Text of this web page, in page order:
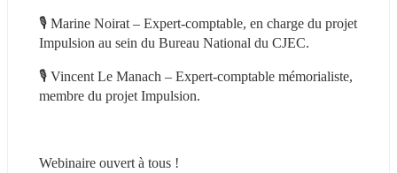
🎙 Marine Noirat – Expert-comptable, en charge du projet
Impulsion au sein du Bureau National du CJEC.
🎙 Vincent Le Manach – Expert-comptable mémorialiste,
membre du projet Impulsion.
Webinaire ouvert à tous !